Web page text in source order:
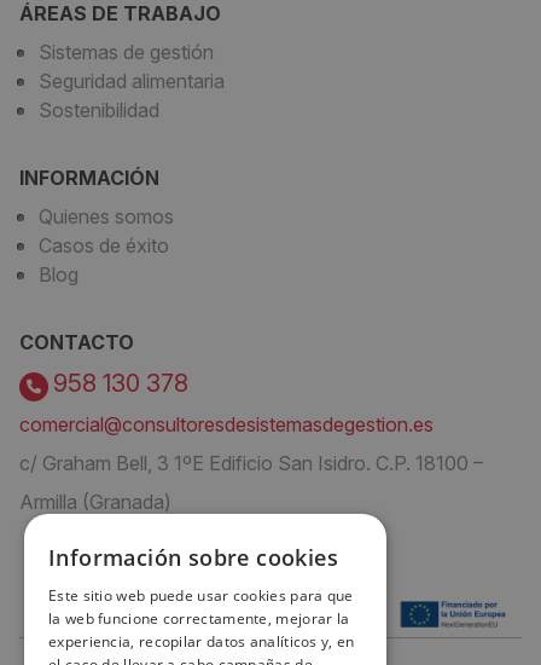
ÁREAS DE TRABAJO
Sistemas de gestión
Seguridad alimentaria
Sostenibilidad
INFORMACIÓN
Quienes somos
Casos de éxito
Blog
CONTACTO
958 130 378
comercial@consultoresdesistemasdegestion.es
c/ Graham Bell, 3 1ºE Edificio San Isidro. C.P. 18100 –
Armilla (Granada)
Información sobre cookies
Este sitio web puede usar cookies para que
la web funcione correctamente, mejorar la
experiencia, recopilar datos analíticos y, en